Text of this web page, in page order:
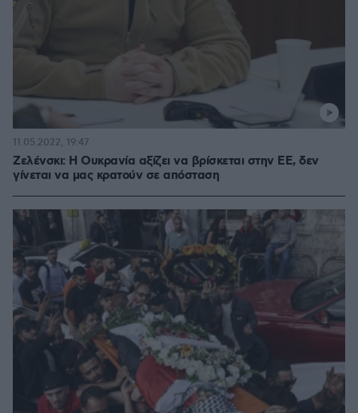
Ζελένσκι: Η Ουκρανία αξίζει να βρίσκεται στην ΕΕ, δεν
γίνεται να μας κρατούν σε απόσταση
11.05.2022, 19:47